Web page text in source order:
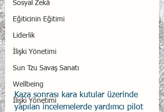
Sosyal Zekâ
Eğiticinin Eğitimi
Liderlik
İlişki Yönetimi
Sun Tzu Savaş Sanatı
Wellbeing
İlişki Yönetimi
Kaza sonrası kara kutular üzerinde
yapılan incelemelerde yardımcı pilot